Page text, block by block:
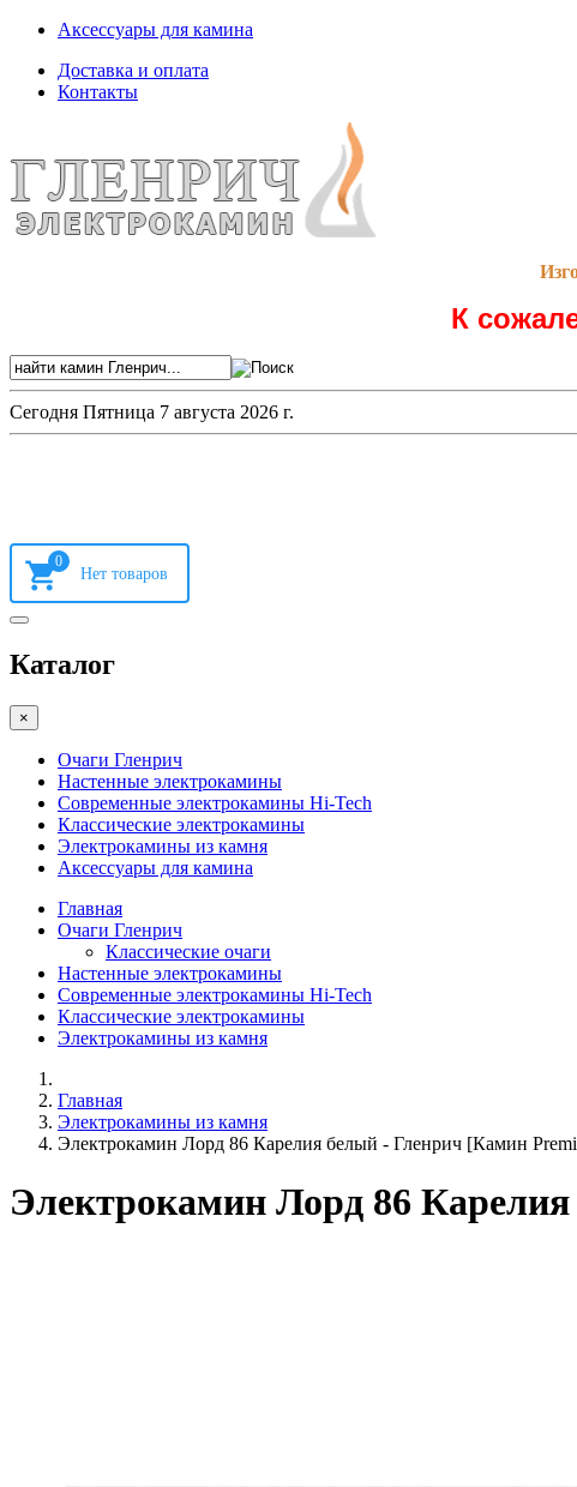
Аксессуары для камина
Доставка и оплата
Контакты
К
Сегодня Пятница 7 августа 2026 г.
0
Каталог
×
Очаги Гленрич
Настенные электрокамины
Современные электрокамины Hi-Tech
Классические электрокамины
Электрокамины из камня
Аксессуары для камина
Главная
Очаги Гленрич
Классические очаги
Настенные электрокамины
Современные электрокамины Hi-Tech
Классические электрокамины
Электрокамины из камня
Главная
Электрокамины из камня
Электрокамин Лорд 86 Карелия белый - Гленрич [Камин
Электрокамин Лорд 86